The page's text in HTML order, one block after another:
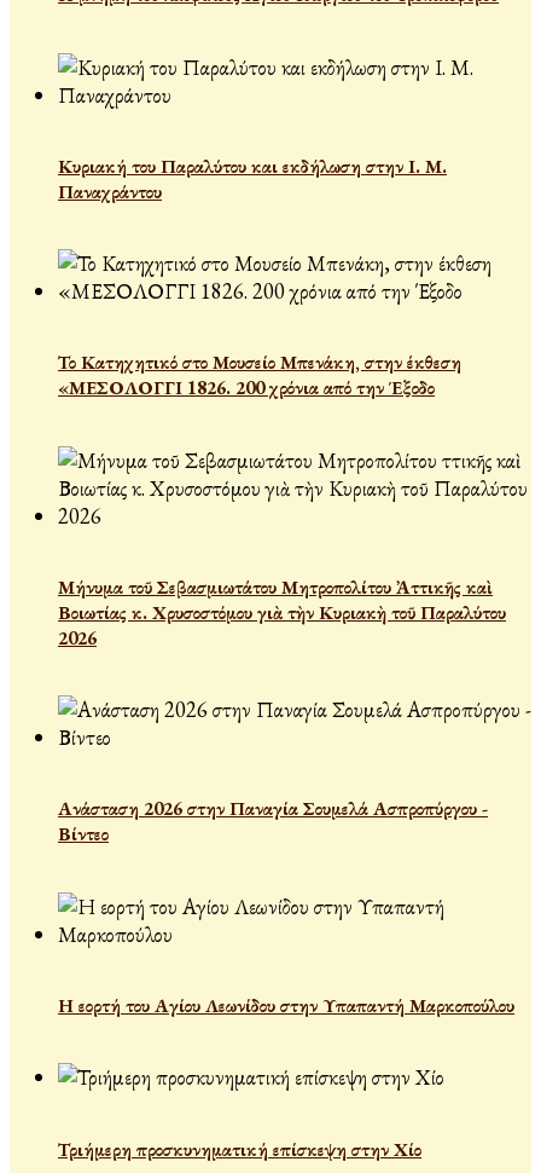
Κυριακή του Παραλύτου και εκδήλωση στην Ι. Μ.
Παναχράντου
Το Κατηχητικό στο Μουσείο Μπενάκη, στην έκθεση
«ΜΕΣΟΛΟΓΓΙ 1826. 200 χρόνια από την Έξοδο
Μήνυμα τοῦ Σεβασμιωτάτου Μητροπολίτου Ἀττικῆς καὶ
Βοιωτίας κ. Χρυσοστόμου γιὰ τὴν Κυριακὴ τοῦ Παραλύτου
2026
Ανάσταση 2026 στην Παναγία Σουμελά Ασπροπύργου -
Βίντεο
Η εορτή του Αγίου Λεωνίδου στην Υπαπαντή Μαρκοπούλου
Τριήμερη προσκυνηματική επίσκεψη στην Χίο